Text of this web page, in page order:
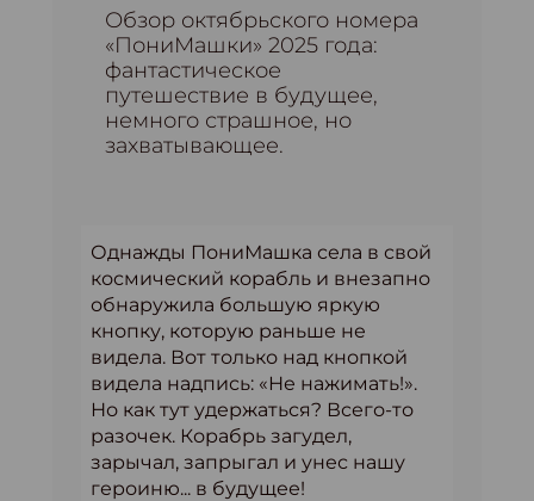
Обзор октябрьского номера
«ПониМашки» 2025 года:
фантастическое
путешествие в будущее,
немного страшное, но
захватывающее.
Однажды ПониМашка села в свой
космический корабль и внезапно
обнаружила большую яркую
кнопку, которую раньше не
видела. Вот только над кнопкой
видела надпись: «Не нажимать!».
Но как тут удержаться? Всего-то
разочек. Корабрь загудел,
зарычал, запрыгал и унес нашу
героиню... в будущее!